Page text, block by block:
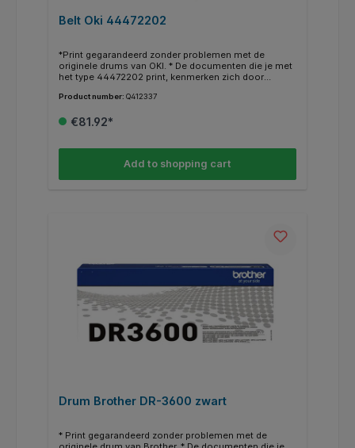
Belt Oki 44472202
*Print gegarandeerd zonder problemen met de
originele drums van OKI. * De documenten die je met
het type 44472202 print, kenmerken zich door
juiste drum hebt? Kijk dan bij de specificaties
Product number: Q412337
€81.92*
Add to shopping cart
Drum Brother DR-3600 zwart
* Print gegarandeerd zonder problemen met de